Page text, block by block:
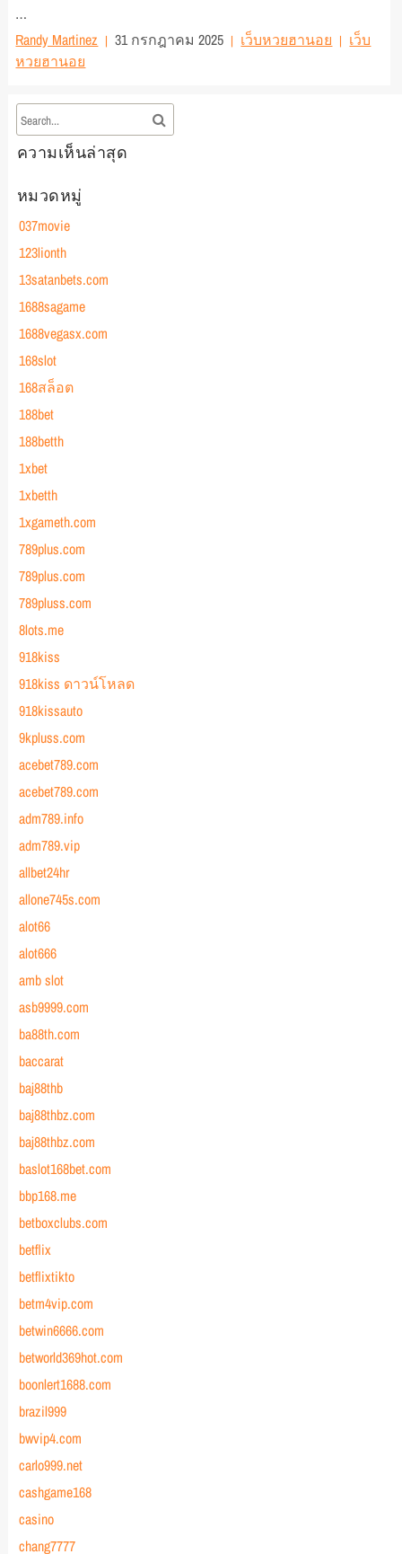
…
Randy Martinez
31 กรกฎาคม 2025 เว็บหวยฮานอย
เว็บ
หวยฮานอย
ความเห็นล่าสุด
หมวดหมู่
037movie
123lionth
13satanbets.com
1688sagame
1688vegasx.com
168slot
168สล็อต
188bet
188betth
1xbet
1xbetth
1xgameth.com
789plus.com
789plus.com
789pluss.com
8lots.me
918kiss
918kiss ดาวน์โหลด
918kissauto
9kpluss.com
acebet789.com
acebet789.com
adm789.info
adm789.vip
allbet24hr
allone745s.com
alot66
alot666
amb slot
asb9999.com
ba88th.com
baccarat
baj88thb
baj88thbz.com
baj88thbz.com
baslot168bet.com
bbp168.me
betboxclubs.com
betflix
betflixtikto
betm4vip.com
betwin6666.com
betworld369hot.com
boonlert1688.com
brazil999
bwvip4.com
carlo999.net
cashgame168
casino
chang7777